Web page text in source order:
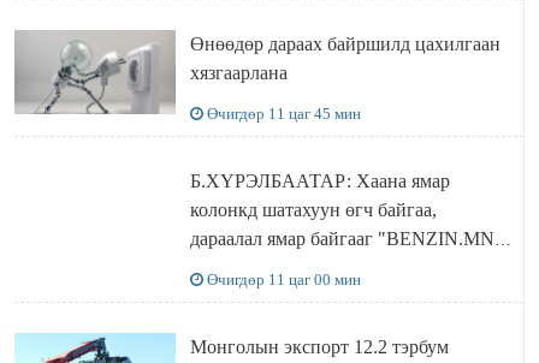
Өнөөдөр дараах байршилд цахилгаан
хязгаарлана
Өчигдөр 11 цаг 45 мин
Б.ХҮРЭЛБААТАР: Хаана ямар
колонкд шатахуун өгч байгаа,
дараалал ямар байгааг "BENZIN.MN”
Өчигдөр 11 цаг 00 мин
Монголын экспорт 12.2 тэрбум